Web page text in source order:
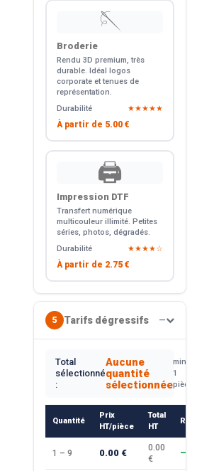
🪡
Broderie
Rendu 3D premium, très
durable. Idéal logos
corporate et tenues de
représentation.
Durabilité
★★★★★
À partir de 5.00 €
🖨️
Impression DTF
Transfert numérique
multicouleur illimité. Petites
séries, photos, dégradés.
Durabilité
★★★★☆
À partir de 2.75 €
5 Tarifs dégressifs —
Total
sélectionné
:
Aucune
quantité
sélectionnée
min.
1
pièce
Quantité
Prix
HT/pièce
Total
HT
1 – 9 0.00 €
0.00
€
—